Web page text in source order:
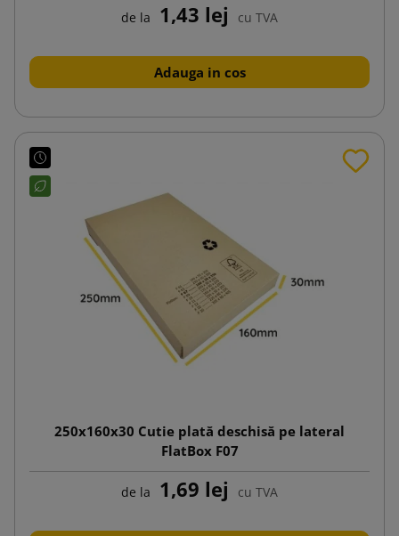
de la 1,43 lej cu TVA
Adauga in cos
250x160x30 Cutie plată deschisă pe lateral
FlatBox F07
de la 1,69 lej cu TVA